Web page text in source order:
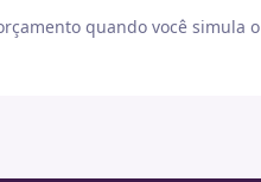
quando você simula o